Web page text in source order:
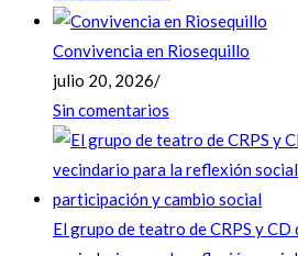
Convivencia en Riosequillo
julio 20, 2026/
Sin comentarios
El grupo de teatro de CRPS y CD